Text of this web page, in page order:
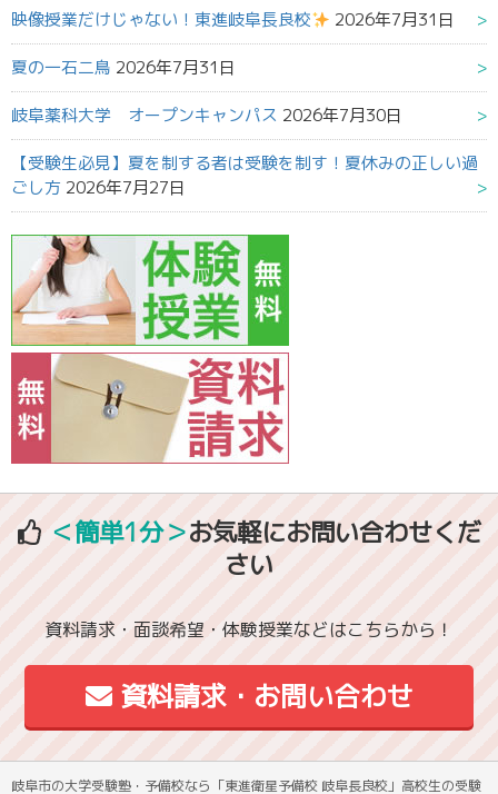
映像授業だけじゃない！東進岐阜長良校 2026年7月31日
夏の一石二鳥 2026年7月31日
岐阜薬科大学 オープンキャンパス 2026年7月30日
【受験生必見】夏を制する者は受験を制す！夏休みの正しい過
ごし方 2026年7月27日
＜簡単1分＞お気軽にお問い合わせくだ
さい
資料請求・面談希望・体験授業などはこちらから！
資料請求・お問い合わせ
岐阜市の大学受験塾・予備校なら「東進衛星予備校 岐阜長良校」高校生の受験